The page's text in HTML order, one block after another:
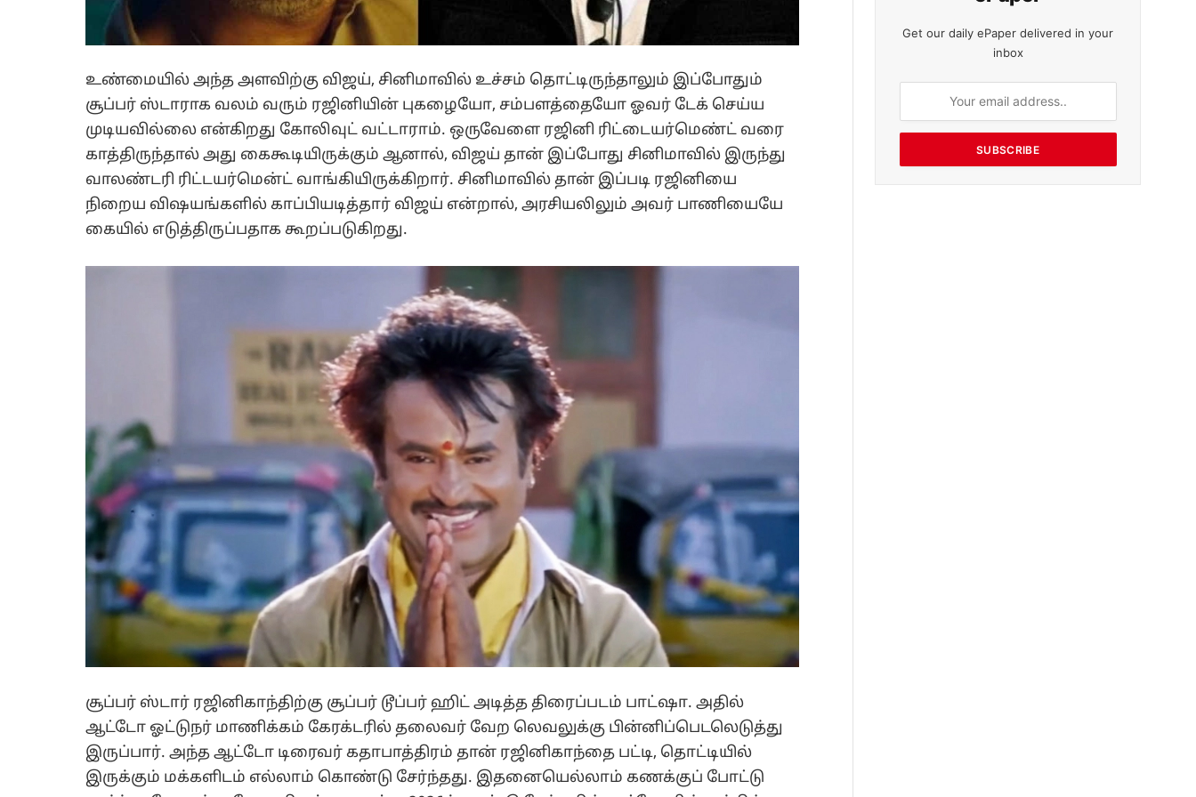
உண்மையில் அந்த அளவிற்கு விஜய், சினிமாவில் உச்சம் தொட்டிருந்தாலும் இப்போதும்
சூப்பர் ஸ்டாராக வலம் வரும் ரஜினியின் புகழையோ, சம்பளத்தையோ ஓவர் டேக் செய்ய
முடியவில்லை என்கிறது கோலிவுட் வட்டாராம். ஒருவேளை ரஜினி ரிட்டையர்மெண்ட் வரை
காத்திருந்தால் அது கைகூடியிருக்கும் ஆனால், விஜய் தான் இப்போது சினிமாவில் இருந்து
வாலண்டரி ரிட்டயர்மென்ட் வாங்கியிருக்கிறார். சினிமாவில் தான் இப்படி ரஜினியை
நிறைய விஷயங்களில் காப்பியடித்தார் விஜய் என்றால், அரசியலிலும் அவர் பாணியையே
கையில் எடுத்திருப்பதாக கூறப்படுகிறது.
சூப்பர் ஸ்டார் ரஜினிகாந்திற்கு சூப்பர் டூப்பர் ஹிட் அடித்த திரைப்படம் பாட்ஷா. அதில்
ஆட்டோ ஓட்டுநர் மாணிக்கம் கேரக்டரில் தலைவர் வேற லெவலுக்கு பின்னிப்பெடலெடுத்து
இருப்பார். அந்த ஆட்டோ டிரைவர் கதாபாத்திரம் தான் ரஜினிகாந்தை பட்டி, தொட்டியில்
இருக்கும் மக்களிடம் எல்லாம் கொண்டு சேர்ந்தது. இதனையெல்லாம் கணக்குப் போட்டு
Get our daily ePaper delivered in your
inbox
SUBSCRIBE